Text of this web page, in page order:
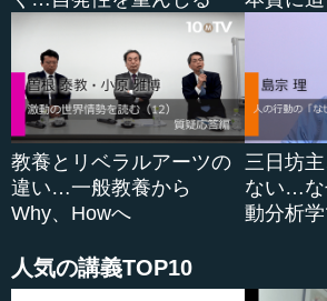
教養とリベラルアーツの
違い…一般教養から
Why、Howへ
三日坊
ない…な
動分析
人気の講義TOP10